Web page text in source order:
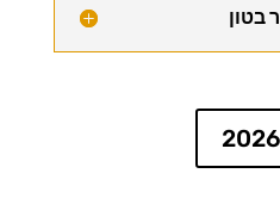
בטון